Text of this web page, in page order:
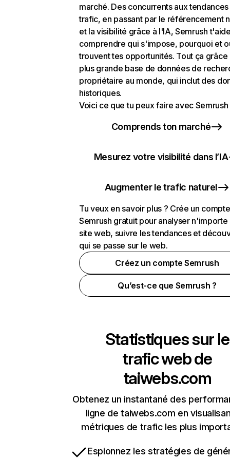
marché. Des concurrents aux
trafic, en passant par le référencement
et la visibilité grâce à l'IA, Semrush
comprendre qui s'impose, pourquoi et
trouvent tes opportunités. Tout ça grâce
plus grande base de données de
propriétaire au monde, qui inclut des
historiques.
Voici ce que tu peux faire avec Semrush
Comprends ton marché
Mesurez votre visibilité dans l’IA
Augmenter le trafic naturel
Tu veux en savoir plus ? Crée un compte
Semrush gratuit pour analyser n'importe
site web, suivre les tendances et
qui se passe sur le web.
Créez un compte Semrush
Qu’est-ce que Semrush ?
Statistiques sur le
trafic web de
taiwebs.com
Obtenez un instantané des
ligne de taiwebs.com en
métriques de trafic les plus
Espionnez les stratégies de